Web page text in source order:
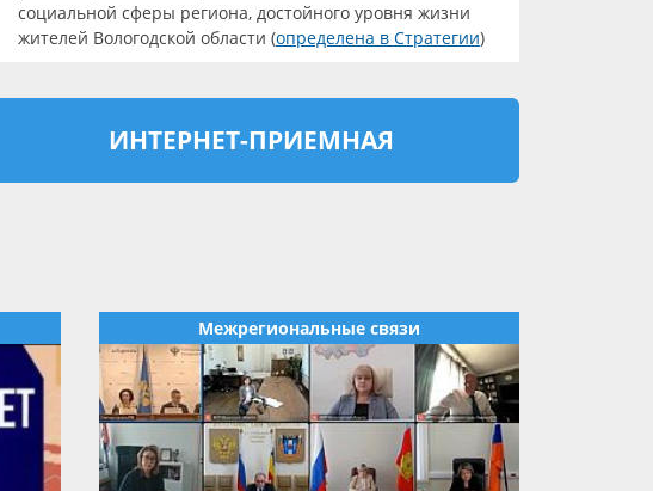
социальной сферы региона, достойного уровня жизни
жителей Вологодской области (определена в Стратегии)
ИНТЕРНЕТ-ПРИЕМНАЯ
Межрегиональные связи